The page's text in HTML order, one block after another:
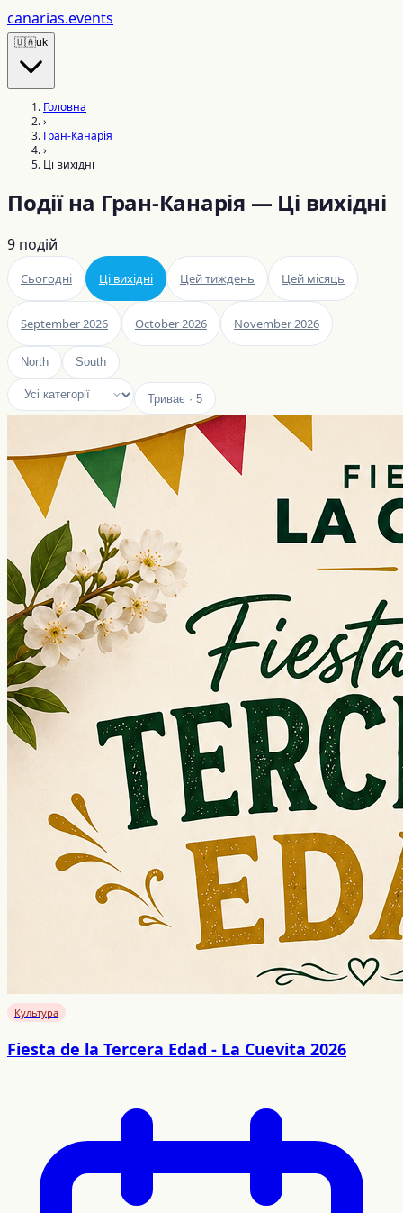
canarias.events
🇺🇦uk
Головна
›
Гран-Канарія
›
Ці вихідні
Події на Гран-Канарія — Ці вихідні
9 подій
Сьогодні Ці вихідні Цей тиждень Цей місяць
September 2026 October 2026 November 2026
North South
Триває · 5
Культура
Fiesta de la Tercera Edad - La Cuevita 2026